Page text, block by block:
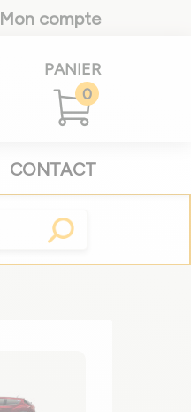
Mon compte
PANIER
0
CONTACT